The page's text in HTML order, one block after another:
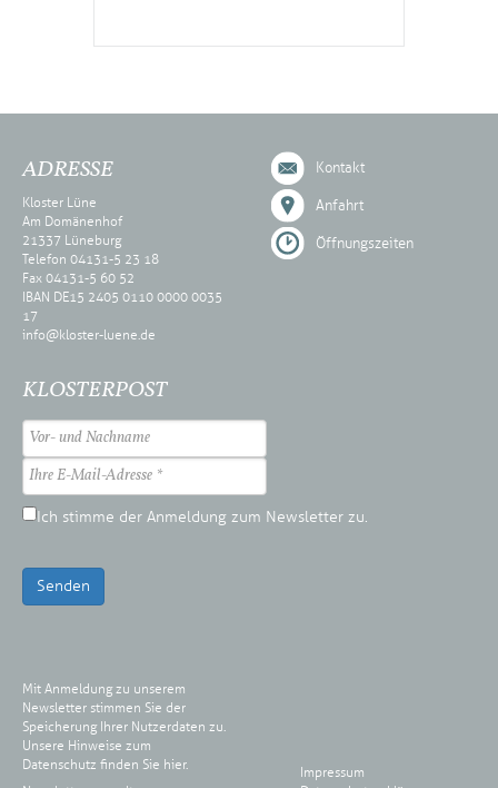
ADRESSE
Kloster Lüne
Am Domänenhof
21337 Lüneburg
Telefon 04131-5 23 18
Fax 04131-5 60 52
IBAN DE15 2405 0110 0000 0035
17
info@kloster-luene.de
Kontakt
Anfahrt
Öffnungszeiten
KLOSTERPOST
Ich stimme der Anmeldung zum Newsletter zu.
Senden
Mit Anmeldung zu unserem
Newsletter stimmen Sie der
Speicherung Ihrer Nutzerdaten zu.
Unsere Hinweise zum
Datenschutz finden Sie hier.
Impressum